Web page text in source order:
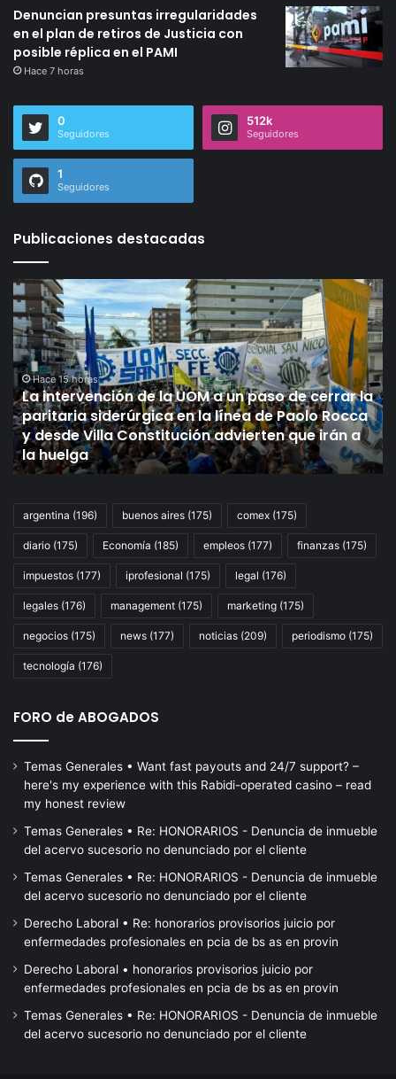
Denuncian presuntas irregularidades
en el plan de retiros de Justicia con
posible réplica en el PAMI
Hace 7 horas
0
Seguidores
512k
Seguidores
1
Seguidores
Publicaciones destacadas
de la UOM a un paso de cerrar la
en la línea de Paolo Rocca
Constitución advierten que irán a
Ley
de
propiedad
privada
en
el
Senado,
EN
VIVO:
se
debate
proyecto
Milei,
minuto
Hace 18 horas
Ley de
se debate el
argentina (196) buenos aires (175) comex (175)
diario (175) Economía (185) empleos (177) finanzas (175)
impuestos (177) iprofesional (175) legal (176)
legales (176) management (175) marketing (175)
negocios (175) news (177) noticias (209) periodismo (175)
tecnología (176)
FORO de ABOGADOS
Temas Generales • Want fast payouts and 24/7 support? –
here's my experience with this Rabidi-operated casino – read
my honest review
Temas Generales • Re: HONORARIOS - Denuncia de inmueble
del acervo sucesorio no denunciado por el cliente
Temas Generales • Re: HONORARIOS - Denuncia de inmueble
del acervo sucesorio no denunciado por el cliente
Derecho Laboral • Re: honorarios provisorios juicio por
enfermedades profesionales en pcia de bs as en provin
Derecho Laboral • honorarios provisorios juicio por
enfermedades profesionales en pcia de bs as en provin
Temas Generales • Re: HONORARIOS - Denuncia de inmueble
del acervo sucesorio no denunciado por el cliente